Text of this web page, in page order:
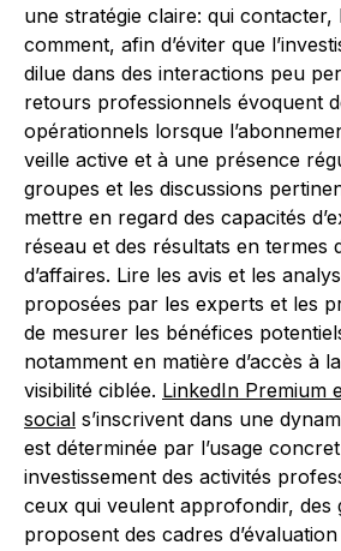
une stratégie claire: qui contacter,
comment, afin d’éviter que
dilue dans des interactions peu
retours professionnels évoquent
opérationnels lorsque
veille active et à une présence
groupes et les discussions
mettre en regard des capacités
réseau et des résultats en termes
d’affaires. Lire les avis et les
proposées par les experts et les
de mesurer les bénéfices
notamment en matière d’accès à
visibilité ciblée. LinkedIn Premium
social s’inscrivent dans une
est déterminée par l’usage
investissement des activités
ceux qui veulent approfondir, des
proposent des cadres